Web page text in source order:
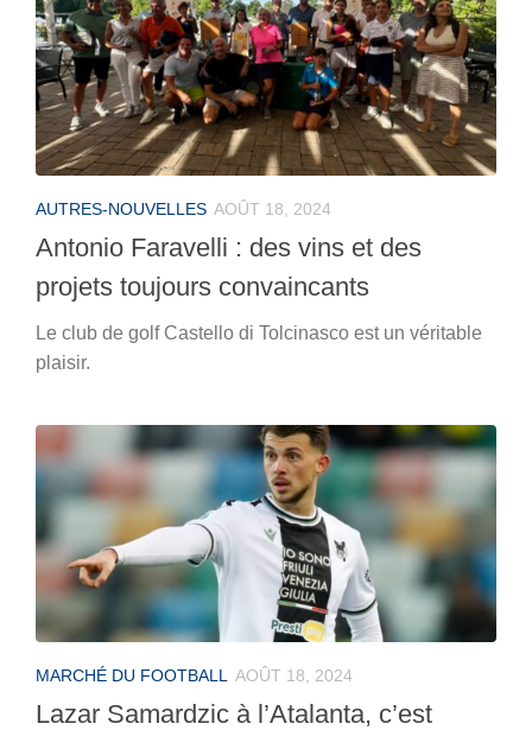
AUTRES-NOUVELLES AOÛT 18, 2024
Antonio Faravelli : des vins et des
projets toujours convaincants
Le club de golf Castello di Tolcinasco est un véritable
plaisir.
MARCHÉ DU FOOTBALL AOÛT 18, 2024
Lazar Samardzic à l’Atalanta, c’est